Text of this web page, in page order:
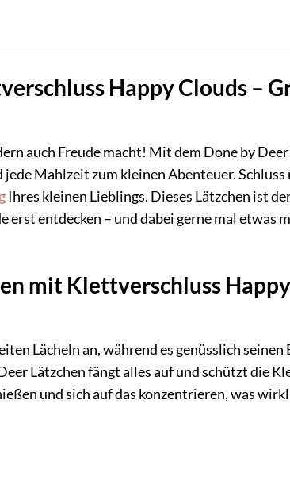
Happy Clouds –
auch Freude macht! Mit dem Done by
Mahlzeit zum kleinen Abenteuer. Schluss
Ihres kleinen Lieblings. Dieses Lätzchen ist
erst entdecken – und dabei gerne mal etwas
mit Klettverschluss
Lächeln an, während es genüsslich
Lätzchen fängt alles auf und schützt die
und sich auf das konzentrieren, was